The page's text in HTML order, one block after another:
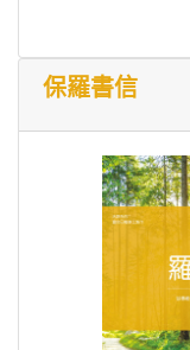
保羅書信